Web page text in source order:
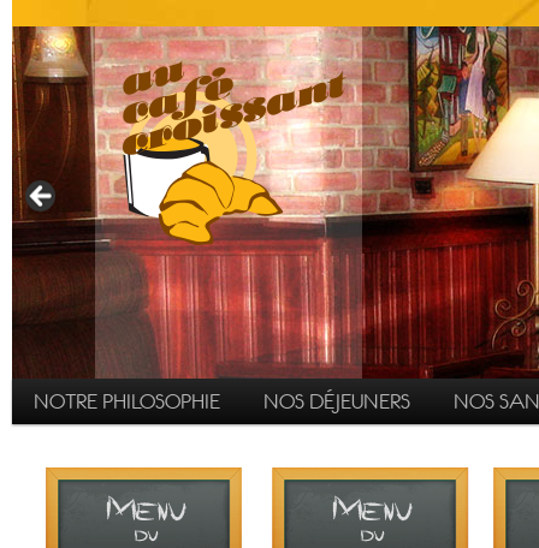
ALLER AU CONTENU PRINCIPAL
ALLER AU CONTENU SECONDAIRE
NOTRE PHILOSOPHIE NOS DÉJEUNERS NOS